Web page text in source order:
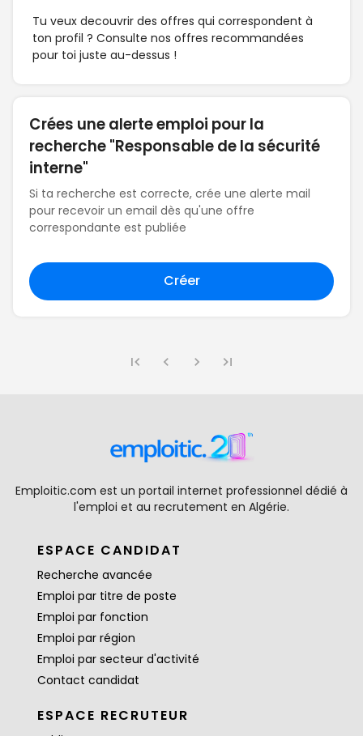
Tu veux decouvrir des offres qui correspondent à
ton profil ? Consulte nos offres recommandées
pour toi juste au-dessus !
Crées une alerte emploi pour la
recherche "Responsable de la sécurité
interne"
Si ta recherche est correcte, crée une alerte mail
pour recevoir un email dès qu'une offre
correspondante est publiée
Créer
Emploitic.com est un portail internet professionnel dédié à
l'emploi et au recrutement en Algérie.
ESPACE CANDIDAT
Recherche avancée
Emploi par titre de poste
Emploi par fonction
Emploi par région
Emploi par secteur d'activité
Contact candidat
ESPACE RECRUTEUR